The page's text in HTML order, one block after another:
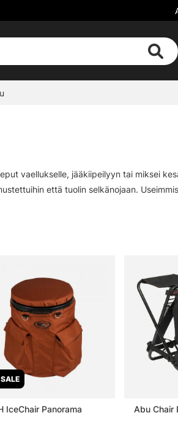
vaellukselle, jääkiipeilyyn tai miksei
että tuolin selkänojaan.
IceChair Panorama Abu Chair